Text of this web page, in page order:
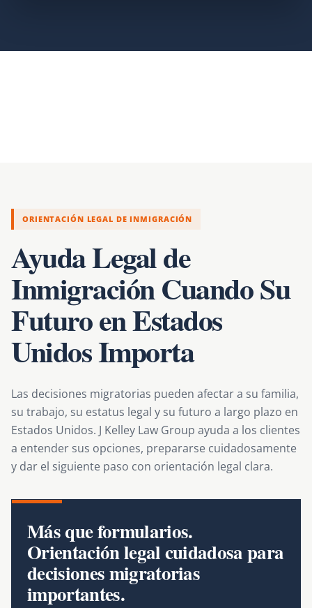
ORIENTACIÓN LEGAL DE INMIGRACIÓN
Ayuda Legal de
Inmigración Cuando Su
Futuro en Estados
Unidos Importa
Las decisiones migratorias pueden afectar a su familia,
su trabajo, su estatus legal y su futuro a largo plazo en
Estados Unidos. J Kelley Law Group ayuda a los clientes
a entender sus opciones, prepararse cuidadosamente
y dar el siguiente paso con orientación legal clara.
Más que formularios.
Orientación legal cuidadosa para
decisiones migratorias
importantes.